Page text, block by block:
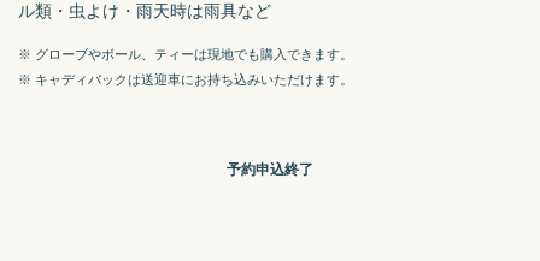
ル類・虫よけ・雨天時は雨具など
※ グローブやボール、ティーは現地でも購入できます。
※ キャディバックは送迎車にお持ち込みいただけます。
予約申込終了